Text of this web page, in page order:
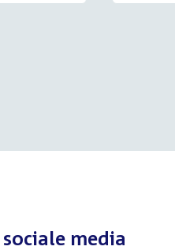
media